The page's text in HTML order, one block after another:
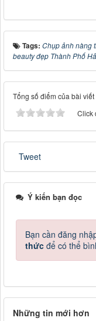
Tags: Chụp ảnh nàng
beauty đẹp Thành Phố
Tổng số điểm của bài
Click
Tweet
Ý kiến bạn đọc
Bạn cần đăng
thức để có thể
Những tin mới hơn